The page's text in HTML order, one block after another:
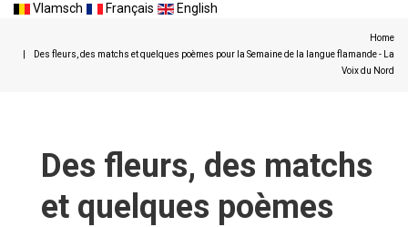
Vlamsch Français English
Home
Des fleurs, des matchs et quelques poèmes pour la Semaine de la langue flamande - La
Voix du Nord
Des fleurs, des matchs
et quelques poèmes